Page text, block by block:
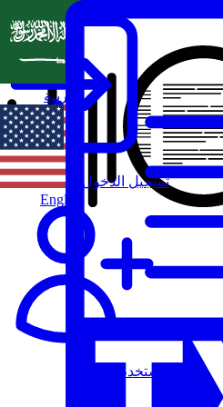
تسجيل الدخول
مستخدم جديد
العربية
English